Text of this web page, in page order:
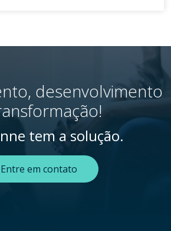
desenvolvimento
tem a solução.
Entre em contato